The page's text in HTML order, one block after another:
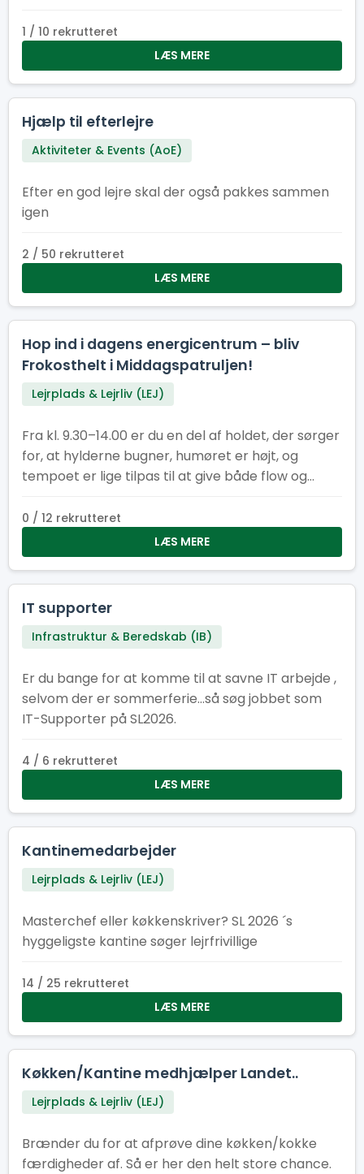
1 / 10 rekrutteret
LÆS MERE
Hjælp til efterlejre
Aktiviteter & Events (AoE)
Efter en god lejre skal der også pakkes sammen
igen
2 / 50 rekrutteret
LÆS MERE
Hop ind i dagens energicentrum – bliv
Frokosthelt i Middagspatruljen!
Lejrplads & Lejrliv (LEJ)
Fra kl. 9.30–14.00 er du en del af holdet, der sørger
for, at hylderne bugner, humøret er højt, og
tempoet er lige tilpas til at give både flow og
hjerte – og du gør det sammen med andre, der
også elsker at være dér, hvor der sker noget.
Kom og vær med! Her er der plads til smil,
Super! Fortæl os gerne hvilke, når du søger – så
ved vi, hvem vi skal sende af sted til internationale
motto er: ”Vi giver energien – I lever eventyret!”
0 / 12 rekrutteret
LÆS MERE
IT supporter
Infrastruktur & Beredskab (IB)
Er du bange for at komme til at savne IT arbejde ,
selvom der er sommerferie...så søg jobbet som
IT-Supporter på SL2026.
4 / 6 rekrutteret
LÆS MERE
Kantinemedarbejder
Lejrplads & Lejrliv (LEJ)
Masterchef eller køkkenskriver? SL 2026 ´s
hyggeligste kantine søger lejrfrivillige
14 / 25 rekrutteret
LÆS MERE
Køkken/Kantine medhjælper Landet..
Lejrplads & Lejrliv (LEJ)
Brænder du for at afprøve dine køkken/kokke
færdigheder af. Så er her den helt store chance.